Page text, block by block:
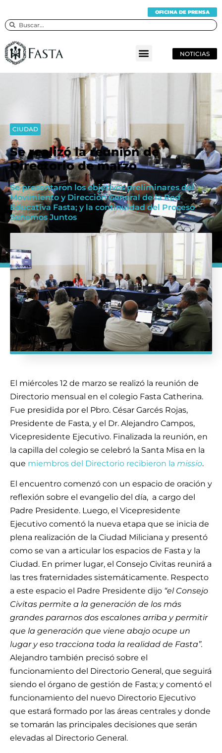
OFICINA DE PRENSA
NOTICIAS
CIUDAD
Se realizó la reunión de
Directorio de marzo
Se presentaron los objetivos preliminares del
Movimiento y Dirección General de la Red
Educativa Fasta; y la continuidad del Proceso
Soñemos Juntos
El miércoles 12 de marzo se realizó la reunión de
Directorio mensual en el colegio Fasta Catherina.
Fue presidida por el Pbro. César Garcés Rojas,
Presidente de Fasta, y el Dr. Alejandro Campos,
Vicepresidente Ejecutivo. Finalizada la reunión, en
la capilla del colegio se celebró la Santa Misa en la
que miembros del Directorio recibieron la missio.
El encuentro comenzó con un espacio de oración y
reflexión sobre el evangelio del día, a cargo del
Padre Presidente. Luego, el Vicepresidente
Ejecutivo comentó la nueva etapa que se inicia de
plena realización de la Ciudad Miliciana y presentó
como se van a articular los espacios de Fasta y la
Ciudad. En primer lugar, el Consejo Civitas reunirá a
las tres fraternidades sistemáticamente. Respecto
a este espacio el Padre Presidente dijo “el Consejo
Civitas permite a la generación de los más
grandes pararnos dos escalones arriba y permitir
que la generación que viene abajo ocupe un
lugar y eso tracciona toda la realidad de Fasta”.
Alejandro también precisó sobre el
funcionamiento del Directorio General, que seguirá
siendo el órgano de gestión de Fasta; y comentó el
funcionamiento del nuevo Directorio Ejecutivo
que estará formado por las áreas centrales y donde
se tomarán las principales decisiones que serán
elevadas al Directorio General.